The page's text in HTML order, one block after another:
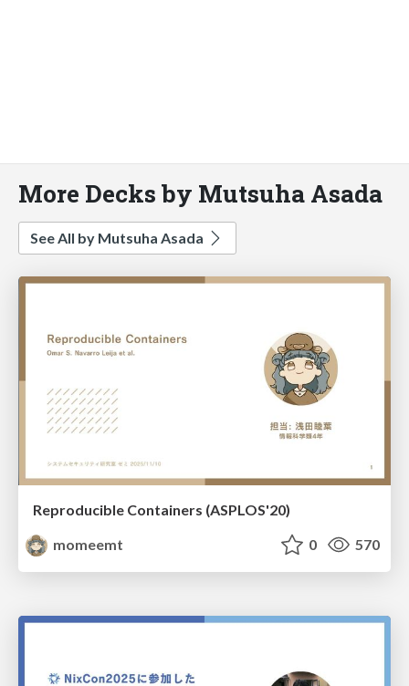
More Decks by Mutsuha Asada
See All by Mutsuha Asada
Reproducible Containers (ASPLOS'20)
momeemt
0 570